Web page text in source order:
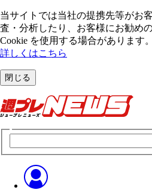
当サイトでは当社の提携先等がお
査・分析したり、お客様にお勧め
Cookie を使⽤する場合があります。
詳しくはこちら
閉じる